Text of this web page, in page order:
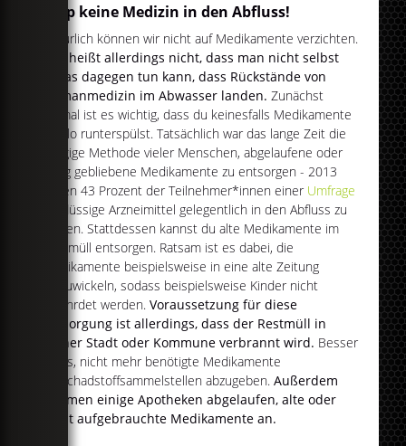
Kipp keine Medizin in den Abfluss!
Natürlich können wir nicht auf Medikamente verzichten.
Das heißt allerdings nicht, dass man nicht selbst
etwas dagegen tun kann, dass Rückstände von
Humanmedizin im Abwasser landen. Zunächst
einmal ist es wichtig, dass du keinesfalls Medikamente
im Klo runterspülst. Tatsächlich war das lange Zeit die
gängige Methode vieler Menschen, abgelaufene oder
übrig gebliebene Medikamente zu entsorgen - 2013
gaben 43 Prozent der Teilnehmer*innen einer Umfrage
an, flüssige Arzneimittel gelegentlich in den Abfluss zu
kippen. Stattdessen kannst du alte Medikamente im
Restmüll entsorgen. Ratsam ist es dabei, die
Medikamente beispielsweise in eine alte Zeitung
einzuwickeln, sodass beispielsweise Kinder nicht
gefährdet werden. Voraussetzung für diese
Entsorgung ist allerdings, dass der Restmüll in
deiner Stadt oder Kommune verbrannt wird. Besser
ist es, nicht mehr benötigte Medikamente
an Schadstoffsammelstellen abzugeben.Außerdem
nehmen einige Apotheken abgelaufen, alte oder
nicht aufgebrauchte Medikamente an.